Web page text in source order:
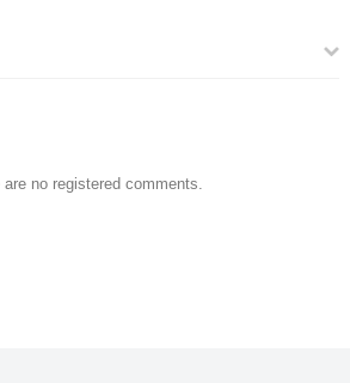
are no registered comments.